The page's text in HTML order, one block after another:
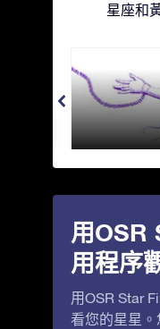
星座和
用OSR
用程序
用OSR Star
看您的星星。